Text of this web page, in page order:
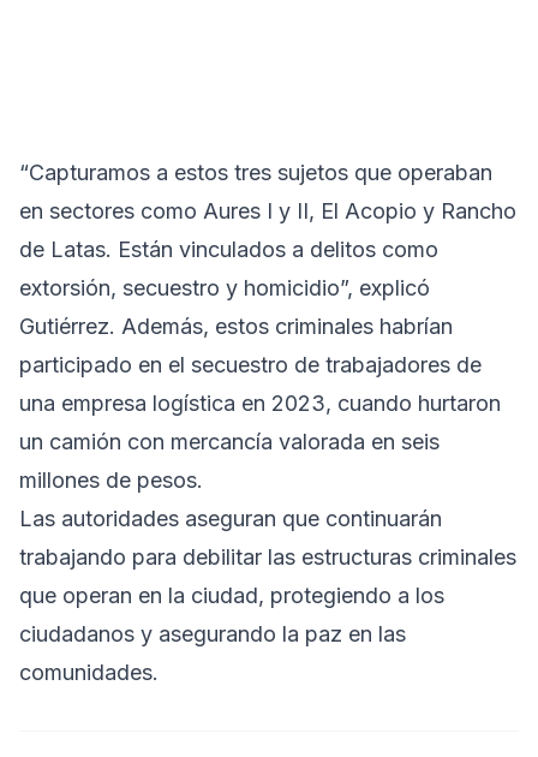
“Capturamos a estos tres sujetos que operaban
en sectores como Aures I y II, El Acopio y Rancho
de Latas. Están vinculados a delitos como
extorsión, secuestro y homicidio”, explicó
Gutiérrez. Además, estos criminales habrían
participado en el secuestro de trabajadores de
una empresa logística en 2023, cuando hurtaron
un camión con mercancía valorada en seis
millones de pesos.
Las autoridades aseguran que continuarán
trabajando para debilitar las estructuras criminales
que operan en la ciudad, protegiendo a los
ciudadanos y asegurando la paz en las
comunidades.